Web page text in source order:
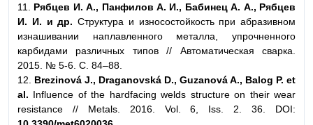
11.
Рябцев И. А., Панфилов А. И., Бабинец А. А., Рябцев
И. И. и др. Структура и износостойкость при абразивном
изнашивании наплавленного металла, упрочненного
карбидами различных типов // Автоматическая сварка.
2015. № 5-6. С. 84–88.
12. Brezinová J., Draganovská D., Guzanová A., Balog P. et
al. Influence of the hardfacing welds structure on their wear
resistance // Metals. 2016. Vol. 6, Iss. 2. 36. DOI: